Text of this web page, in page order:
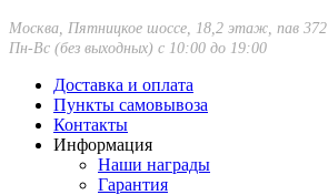
Москва, Пятницкое шоссе, 18,2 этаж, пав 372
Пн-Вс (без выходных) с 10:00 до 19:00
Доставка и оплата
Пункты самовывоза
Контакты
Информация
Наши награды
Гарантия